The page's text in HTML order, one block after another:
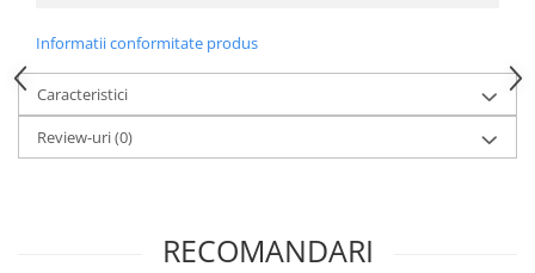
Informatii conformitate produs
Caracteristici
Review-uri(0)
RECOMANDARI